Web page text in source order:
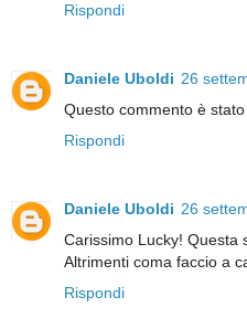
Rispondi
Daniele Uboldi 26
Questo commento è
Rispondi
Daniele Uboldi 26
Carissimo Lucky! Questa
Altrimenti coma faccio a
Rispondi